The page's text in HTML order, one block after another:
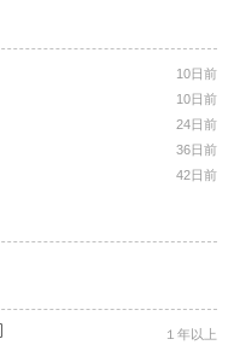
10日前
10日前
24日前
36日前
42日前
１年以上